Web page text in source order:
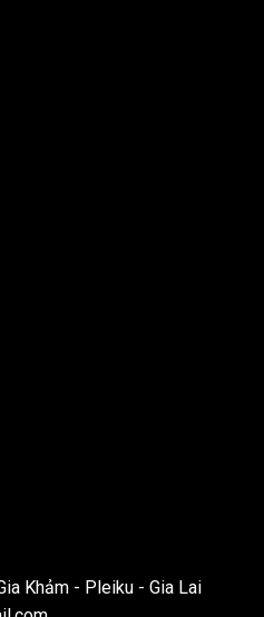
Khảm - Pleiku - Gia Lai